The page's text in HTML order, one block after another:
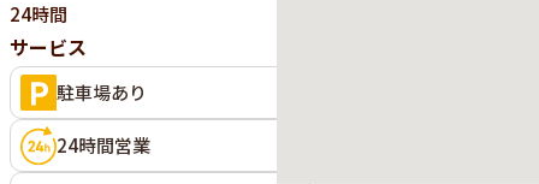
24時間
サービス
駐車場あり
24時間営業